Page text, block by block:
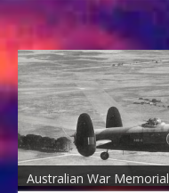
Australian War Memorial